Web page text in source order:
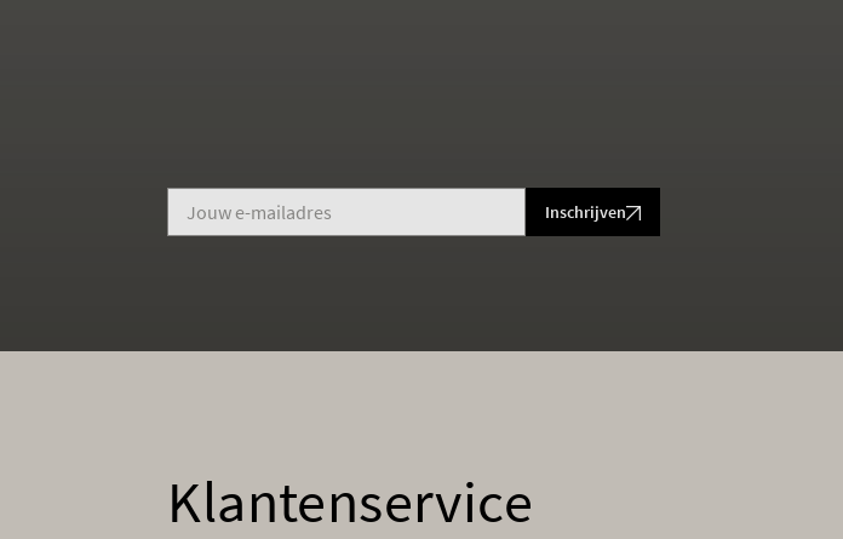
Inschrijven
Klantenservice